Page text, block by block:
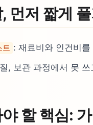
먼저 짧게
트 : 재료비와 인건비
, 보관 과정에서 못
할 핵심: